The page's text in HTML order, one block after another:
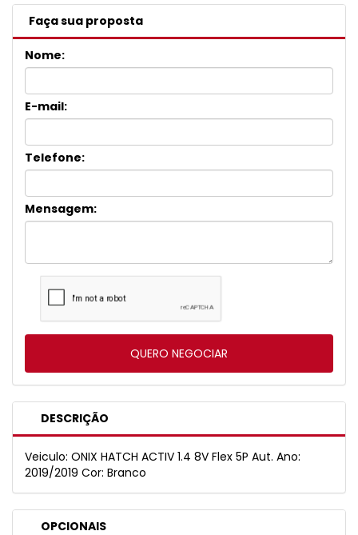
Faça sua proposta
Nome:
E-mail:
Telefone:
Mensagem:
DESCRIÇÃO
Veiculo: ONIX HATCH ACTIV 1.4 8V Flex 5P Aut. Ano:
2019/2019 Cor: Branco
OPCIONAIS